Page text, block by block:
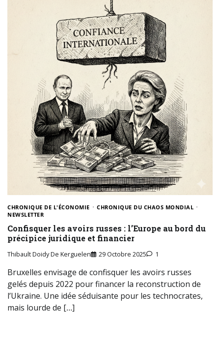
CHRONIQUE DE L'ÉCONOMIE
CHRONIQUE DU CHAOS MONDIAL
NEWSLETTER
Confisquer les avoirs russes : l’Europe au bord du
précipice juridique et financier
Thibault Doidy De Kerguelen 29 Octobre 2025 1
Bruxelles envisage de confisquer les avoirs russes
gelés depuis 2022 pour financer la reconstruction de
l’Ukraine. Une idée séduisante pour les technocrates,
mais lourde de […]